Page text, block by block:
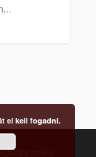
el kell fogadni.